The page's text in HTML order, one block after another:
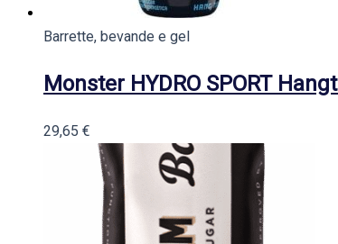
Barrette, bevande e gel
Monster HYDRO SPORT
29,65 €